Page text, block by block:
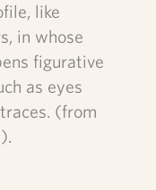
like
in whose
figurative
as eyes
(from